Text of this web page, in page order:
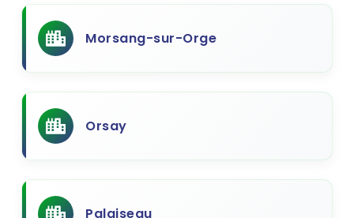
Morsang-sur-Orge
Orsay
Palaiseau